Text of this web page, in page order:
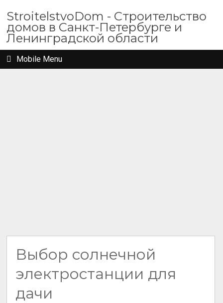
StroitelstvoDom - Строительство
домов в Санкт-Петербурге и
Ленинградской области
Mobile Menu
Выбор солнечной
электростанции для
дачи